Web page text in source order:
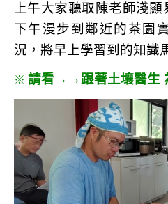
上午大家聽取陳老師淺
下午漫步到鄰近的茶園
況，將早上學習到的知識
※ 請看→→跟著土壤醫生